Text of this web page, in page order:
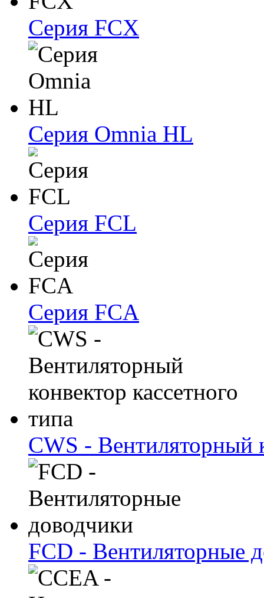
Серия FCX
Серия Omnia HL
Серия FCL
Серия FCA
CWS - Вентиляторный
FCD - Вентиляторные